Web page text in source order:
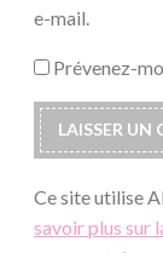
e-mail.
Prévenez-
Ce site utilise
savoir plus sur